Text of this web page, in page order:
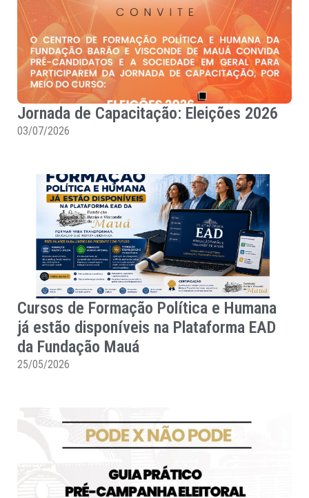
Jornada de Capacitação: Eleições 2026
03/07/2026
Cursos de Formação Política e Humana
já estão disponíveis na Plataforma EAD
da Fundação Mauá
25/05/2026